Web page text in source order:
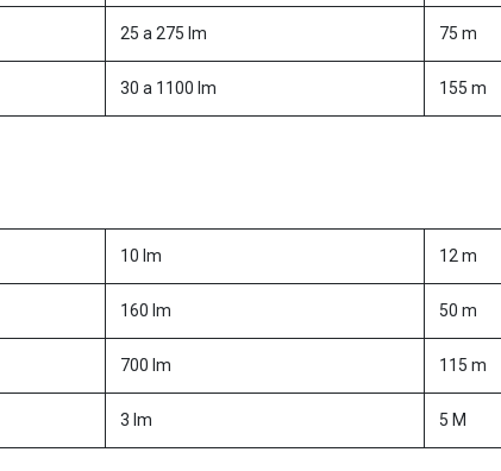
25 a 275 lm 75 m
30 a 1100 lm 155 m
10 lm 12 m
160 lm 50 m
700 lm 115 m
3 lm 5 M